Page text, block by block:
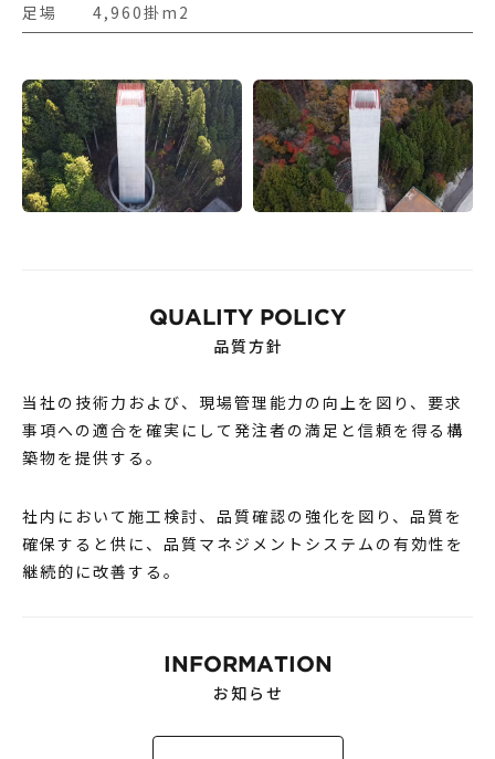
足場 4,960掛m2
QUALITY POLICY
品質方針
当社の技術力および、現場管理能力の向上を図り、要求
事項への適合を確実にして発注者の満足と信頼を得る構
築物を提供する。
社内において施工検討、品質確認の強化を図り、品質を
確保すると供に、品質マネジメントシステムの有効性を
継続的に改善する。
INFORMATION
お知らせ